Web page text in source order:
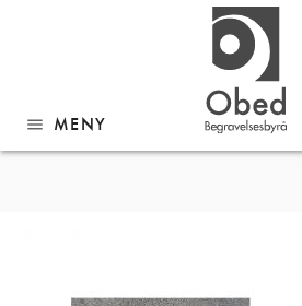
menu MENY
Modell 1032
ramme